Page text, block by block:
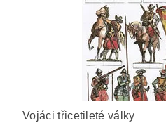
Vojáci třicetileté války